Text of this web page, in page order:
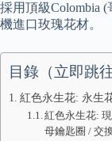
採用頂級Colombia
機進口玫瑰花材。
目錄（立即跳往
紅色永生花: 永生
紅色永生花:
母鑰匙圈 / 交